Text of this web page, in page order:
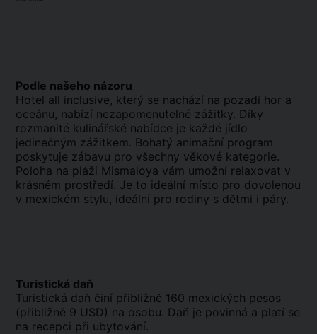
Podle našeho názoru
Hotel all inclusive, který se nachází na pozadí hor a
oceánu, nabízí nezapomenutelné zážitky. Díky
rozmanité kulinářské nabídce je každé jídlo
jedinečným zážitkem. Bohatý animační program
poskytuje zábavu pro všechny věkové kategorie.
Poloha na pláži Mismaloya vám umožní relaxovat v
krásném prostředí. Je to ideální místo pro dovolenou
v mexickém stylu, ideální pro rodiny s dětmi i páry.
Turistická daň
Turistická daň činí přibližně 160 mexických pesos
(přibližně 9 USD) na osobu. Daň je povinná a platí se
na recepci při ubytování.